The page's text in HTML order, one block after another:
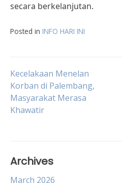
secara berkelanjutan.
Posted in INFO HARI INI
Post
navigation
Kecelakaan Menelan
Korban di Palembang,
Masyarakat Merasa
Khawatir
Archives
March 2026